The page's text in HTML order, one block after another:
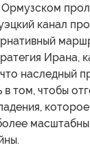
канал
Ирана,
наследный
том, чтобы